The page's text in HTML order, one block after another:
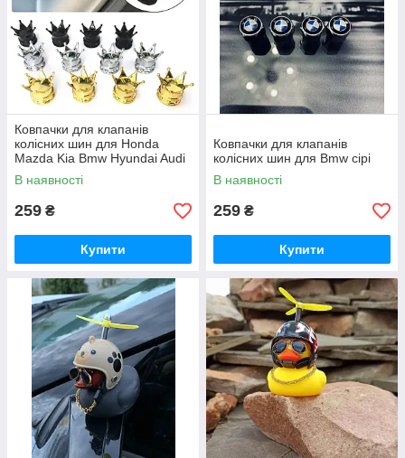
Ковпачки для клапанів
колісних шин для Honda
Mazda Kia Bmw Hyundai Audi
Lexus Mercedes gold
В наявності
259 ₴
Купити
Ковпачки для клапанів
колісних шин для Bmw сірі
В наявності
259 ₴
Купити